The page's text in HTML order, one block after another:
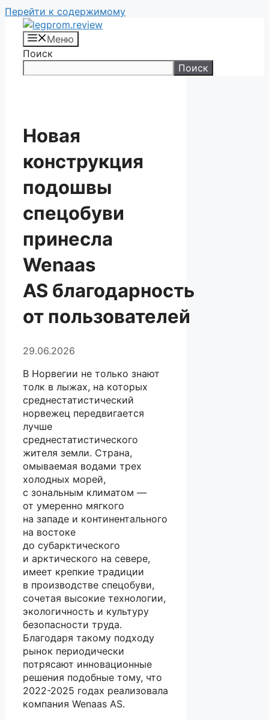
Перейти к содержимому
Меню
Поиск
Поиск
Новая
конструкция
подошвы
спецобуви
принесла
Wenaas
AS благодарность
от пользователей
29.06.2026
В Норвегии не только знают
толк в лыжах, на которых
среднестатистический
норвежец передвигается
лучше
среднестатистического
жителя земли. Страна,
омываемая водами трех
холодных морей,
с зональным климатом —
от умеренно мягкого
на западе и континентального
на востоке
до субарктического
и арктического на севере,
имеет крепкие традиции
в производстве спецобуви,
сочетая высокие технологии,
экологичность и культуру
безопасности труда.
Благодаря такому подходу
рынок периодически
потрясают инновационные
решения подобные тому, что
2022-2025 годах реализовала
компания Wenaas AS.